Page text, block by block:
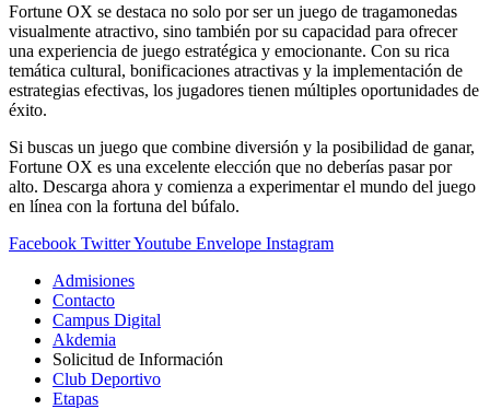
Fortune OX se destaca no solo por ser un juego de tragamonedas
visualmente atractivo, sino también por su capacidad para ofrecer
una experiencia de juego estratégica y emocionante. Con su rica
temática cultural, bonificaciones atractivas y la implementación de
estrategias efectivas, los jugadores tienen múltiples oportunidades de
éxito.
Si buscas un juego que combine diversión y la posibilidad de ganar,
Fortune OX es una excelente elección que no deberías pasar por
alto. Descarga ahora y comienza a experimentar el mundo del juego
en línea con la fortuna del búfalo.
Facebook TwitterYoutube Envelope Instagram
Admisiones
Contacto
Campus Digital
Akdemia
Solicitud de Información
Club Deportivo
Etapas